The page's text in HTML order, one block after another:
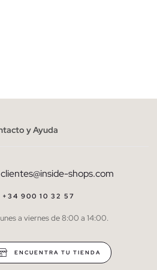
y Ayuda
clientes@inside-shops.com
+34 900 10 32 57
a viernes de 8:00 a 14:00.
ENCUENTRA TU TIENDA